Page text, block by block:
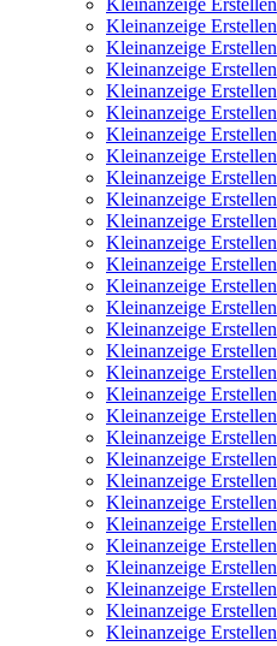
Kleinanzeige Erstellen
Kleinanzeige Erstellen
Kleinanzeige Erstellen
Kleinanzeige Erstellen
Kleinanzeige Erstellen
Kleinanzeige Erstellen
Kleinanzeige Erstellen
Kleinanzeige Erstellen
Kleinanzeige Erstellen
Kleinanzeige Erstellen
Kleinanzeige Erstellen
Kleinanzeige Erstellen
Kleinanzeige Erstellen
Kleinanzeige Erstellen
Kleinanzeige Erstellen
Kleinanzeige Erstellen
Kleinanzeige Erstellen
Kleinanzeige Erstellen
Kleinanzeige Erstellen
Kleinanzeige Erstellen
Kleinanzeige Erstellen
Kleinanzeige Erstellen
Kleinanzeige Erstellen
Kleinanzeige Erstellen
Kleinanzeige Erstellen
Kleinanzeige Erstellen
Kleinanzeige Erstellen
Kleinanzeige Erstellen
Kleinanzeige Erstellen